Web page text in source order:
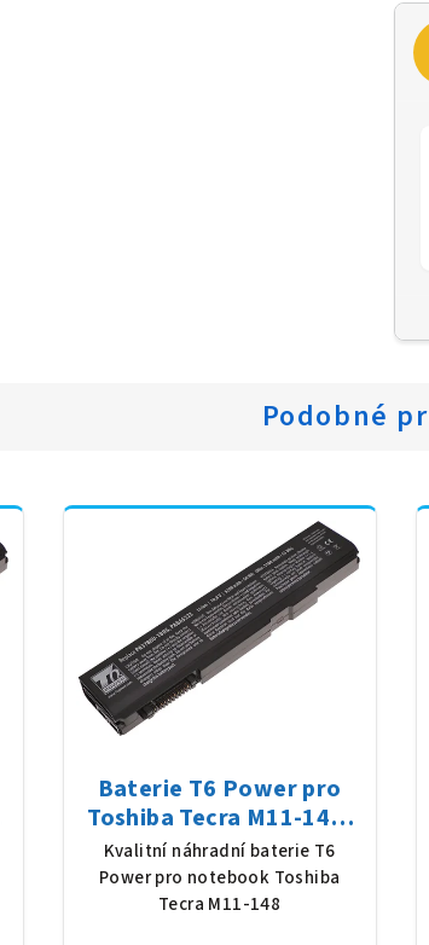
Podobné
Baterie T6 Power pro
Toshiba Tecra M11-148,
Li-Ion, 10,8 V, 5200 mAh
(56 Wh), černá
Kvalitní náhradní baterie T6
Power pro notebook Toshiba
Tecra M11-148